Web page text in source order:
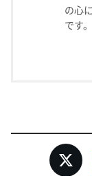
の心
です。